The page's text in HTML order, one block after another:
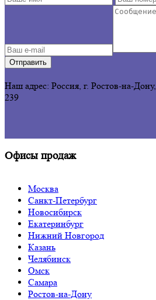
Отправить
Наш адрес: Россия, г. Ростов-на-Дону,
239
Офисы продаж
Москва
Санкт-Петербург
Новосибирск
Екатеринбург
Нижний Новгород
Казань
Челябинск
Омск
Самара
Ростов-на-Дону